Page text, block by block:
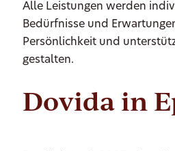
Alle Leistungen werden
Bedürfnisse und
Persönlichkeit und
gestalten.
Dovida in